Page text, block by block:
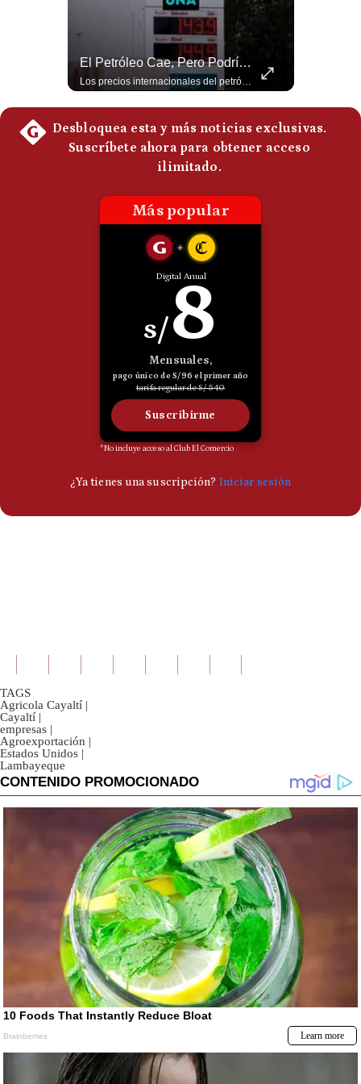
Frecuentes
El Petróleo Cae, Pero Podría Dispararse Nuevamente | #radar24
Los precios internacionales del petróleo retrocedieron ante la posibilidad de un acuerdo para reabrir el estrecho de Ormuz. Sin embargo, la caída responde solo a una expectativa diplomática y un nuevo ataque contra un buque podría hacer regresar rápidamente la prima de riesgo. #Petroleo #EstrechoDeOrmuz #EconomiaGlobal #MercadoPetrolero #Crudo #NoticiasEconomicas #Geopolitica #Shorts 👉 Suscríbete y activa la campana para no perderte nuestro análisis diario. 🌎 Síguenos en nuestras redes sociales: 📌 Web oficial: https://gestion.pe/mundo/ 📌 LinkedIn: http://bit.ly/3HYIET0 📌 X (Twitter): http://bit.ly/4noZtX9 📌 TikTok: http://bit.ly/4evB6TO
TAGS
Agricola Cayaltí |
Cayaltí |
empresas |
Agroexportación |
Estados Unidos |
Lambayeque